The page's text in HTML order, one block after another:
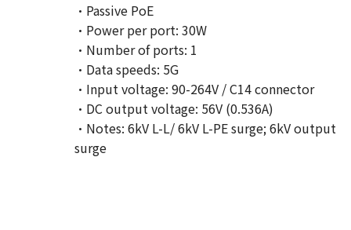
·Passive PoE
·Power per port: 30W
·Number of ports: 1
·Data speeds: 5G
·Input voltage: 90-264V / C14 connector
·DC output voltage: 56V (0.536A)
·Notes: 6kV L-L/ 6kV L-PE surge; 6kV output
surge